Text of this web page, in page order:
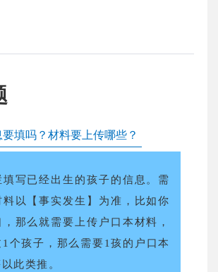
填吗？材料要上传哪些？
写已经出生的孩子的信息。需
以【事实发生】为准，比如你
那么就需要上传户口本材料，
个孩子，那么需要1孩的户口本
此类推。